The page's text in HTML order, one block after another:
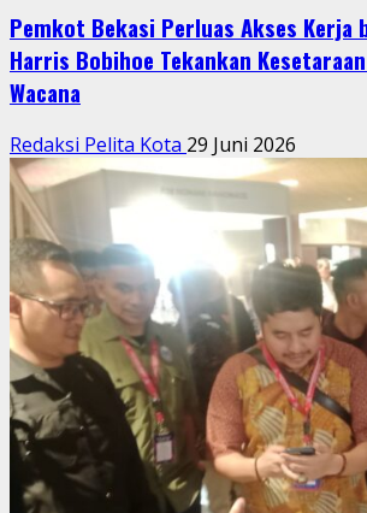
Pemkot Bekasi Perluas Akses Kerja
Harris Bobihoe Tekankan
Wacana
Redaksi Pelita Kota 29 Juni 2026